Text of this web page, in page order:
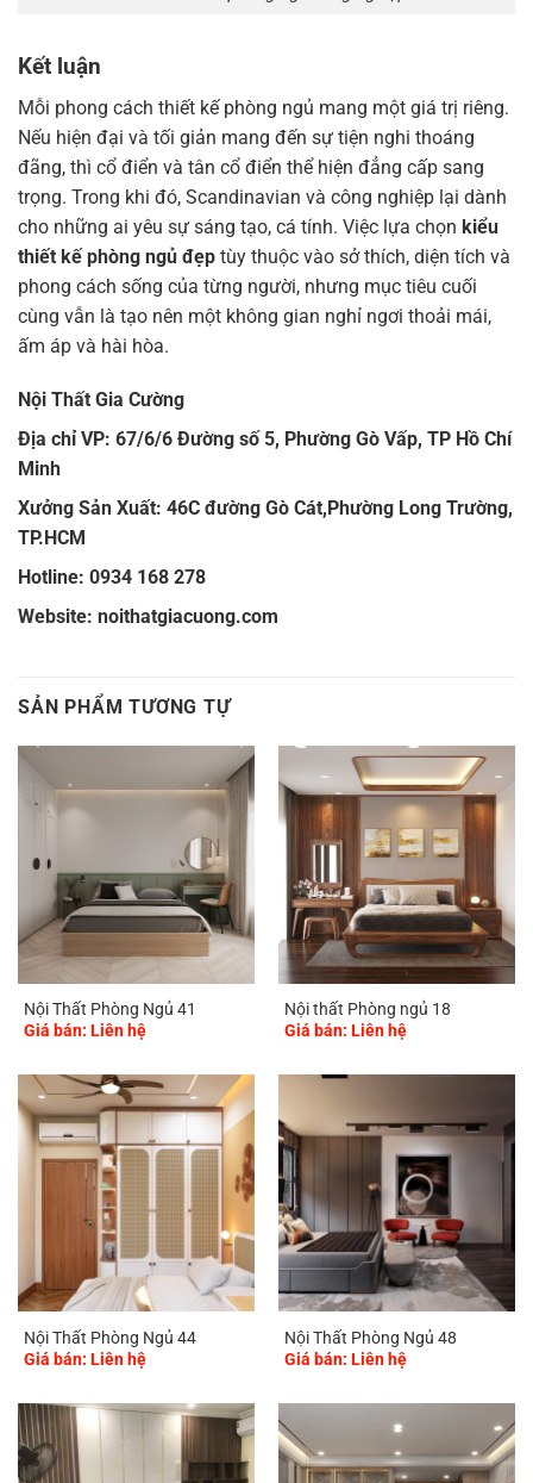
Kết luận
Mỗi phong cách thiết kế phòng ngủ mang một giá trị riêng.
Nếu hiện đại và tối giản mang đến sự tiện nghi thoáng
đãng, thì cổ điển và tân cổ điển thể hiện đẳng cấp sang
trọng. Trong khi đó, Scandinavian và công nghiệp lại dành
cho những ai yêu sự sáng tạo, cá tính. Việc lựa chọn kiểu
thiết kế phòng ngủ đẹp tùy thuộc vào sở thích, diện tích và
phong cách sống của từng người, nhưng mục tiêu cuối
cùng vẫn là tạo nên một không gian nghỉ ngơi thoải mái,
ấm áp và hài hòa.
Nội Thất Gia Cường
Địa chỉ VP: 67/6/6 Đường số 5, Phường Gò Vấp, TP Hồ Chí
Minh
Xưởng Sản Xuất: 46C đường Gò Cát,Phường Long Trường,
TP.HCM
Hotline: 0934 168 278
Website: noithatgiacuong.com
SẢN PHẨM TƯƠNG TỰ
Nội Thất Phòng Ngủ 41
Giá bán: Liên hệ
Nội thất Phòng ngủ 18
Giá bán: Liên hệ
Nội Thất Phòng Ngủ 44
Giá bán: Liên hệ
Nội Thất Phòng Ngủ 48
Giá bán: Liên hệ